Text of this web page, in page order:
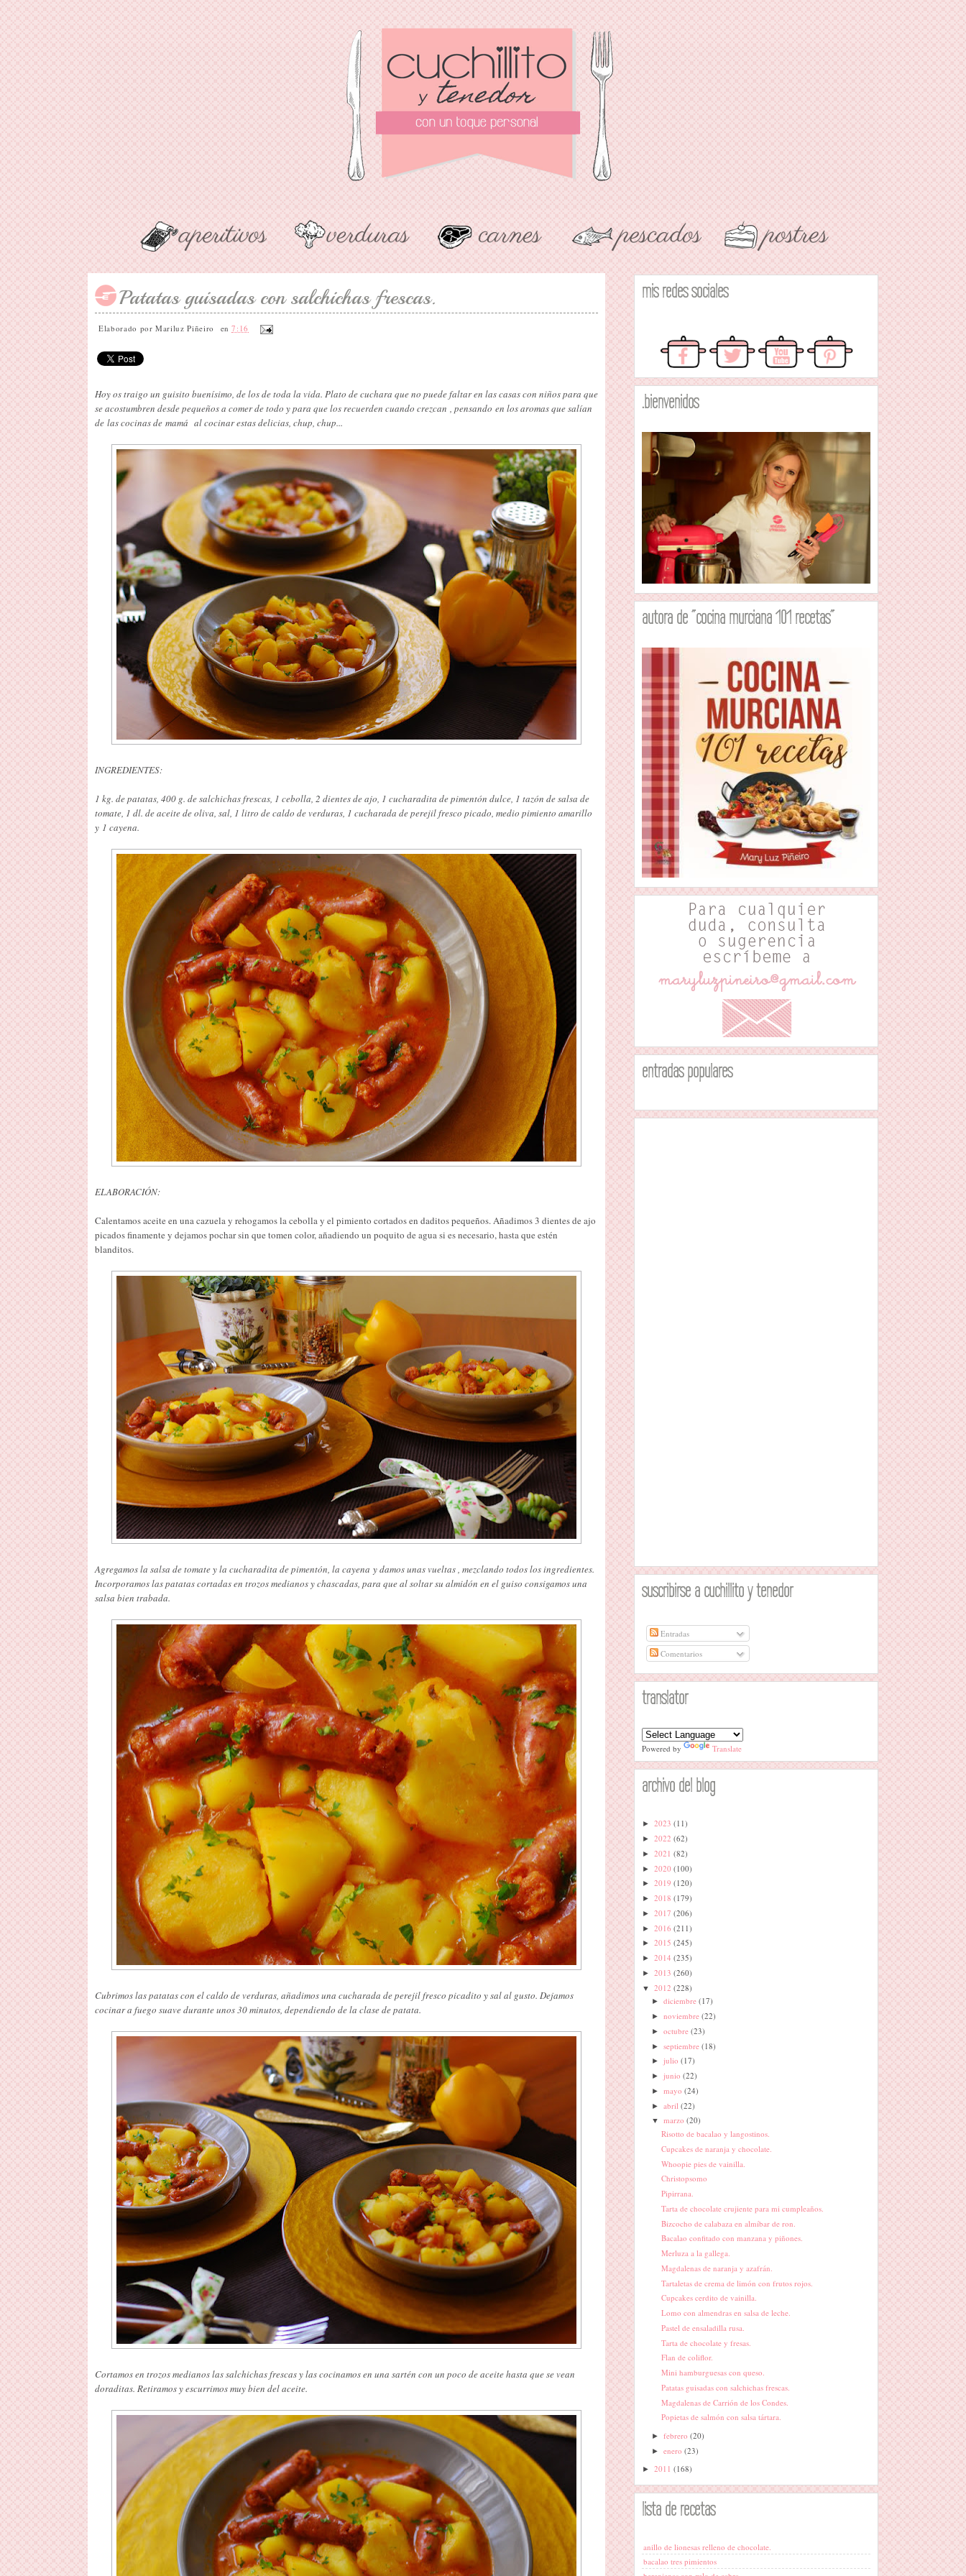
Patatas guisadas con salchichas frescas.
Elaborado porMariluz Piñeiro en7:16
Hoy os traigo un guisito buenísimo, de los de toda la vida. Plato de cuchara que no puede faltar en las casas con niños para que
se acostumbren desde pequeños a comer de todo y para que los recuerden cuando crezcan , pensando en los aromas que salían
de las cocinas de mamá al cocinar estas delicias, chup, chup...
INGREDIENTES:
1 kg. de patatas, 400 g. de salchichas frescas, 1 cebolla, 2 dientes de ajo, 1 cucharadita de pimentón dulce, 1 tazón de salsa de
tomate, 1 dl. de aceite de oliva, sal, 1 litro de caldo de verduras, 1 cucharada de perejil fresco picado, medio pimiento amarillo
y 1 cayena.
ELABORACIÓN:
Calentamos aceite en una cazuela y rehogamos la cebolla y el pimiento cortados en daditos pequeños. Añadimos 3 dientes de ajo
picados finamente y dejamos pochar sin que tomen color, añadiendo un poquito de agua si es necesario, hasta que estén
blanditos.
Agregamos la salsa de tomate y la cucharadita de pimentón, la cayena y damos unas vueltas , mezclando todos los ingredientes.
Incorporamos las patatas cortadas en trozos medianos y chascadas, para que al soltar su almidón en el guiso consigamos una
salsa bien trabada.
Cubrimos las patatas con el caldo de verduras, añadimos una cucharada de perejil fresco picadito y sal al gusto. Dejamos
cocinar a fuego suave durante unos 30 minutos, dependiendo de la clase de patata.
Cortamos en trozos medianos las salchichas frescas y las cocinamos en una sartén con un poco de aceite hasta que se vean
doraditas. Retiramos y escurrimos muy bien del aceite.
mis redes sociales
.bienvenidos
autora de "cocina murciana 101 recetas"
entradas populares
suscribirse a cuchillito y tenedor
Entradas
Comentarios
translator
Powered by Translate
archivo del blog
► 2023 (11)
► 2022 (62)
► 2021 (82)
► 2020 (100)
► 2019 (120)
► 2018 (179)
► 2017 (206)
► 2016 (211)
► 2015 (245)
► 2014 (235)
► 2013 (260)
▼ 2012 (228)
►diciembre(17)
►noviembre(22)
►octubre(23)
►septiembre(18)
►julio(17)
►junio(22)
►mayo(24)
►abril(22)
▼marzo(20)
Risotto de bacalao y langostinos.
Cupcakes de naranja y chocolate.
Whoopie pies de vainilla.
Christopsomo
Pipirrana.
Tarta de chocolate crujiente para mi cumpleaños.
Bizcocho de calabaza en almíbar de ron.
Bacalao confitado con manzana y piñones.
Merluza a la gallega.
Magdalenas de naranja y azafrán.
Tartaletas de crema de limón con frutos rojos.
Cupcakes cerdito de vainilla.
Lomo con almendras en salsa de leche.
Pastel de ensaladilla rusa.
Tarta de chocolate y fresas.
Flan de coliflor.
Mini hamburguesas con queso.
Patatas guisadas con salchichas frescas.
Magdalenas de Carrión de los Condes.
Popietas de salmón con salsa tártara.
►febrero(20)
►enero(23)
► 2011 (168)
lista de recetas
anillo de lionesas relleno de chocolate.
bacalao tres pimientos